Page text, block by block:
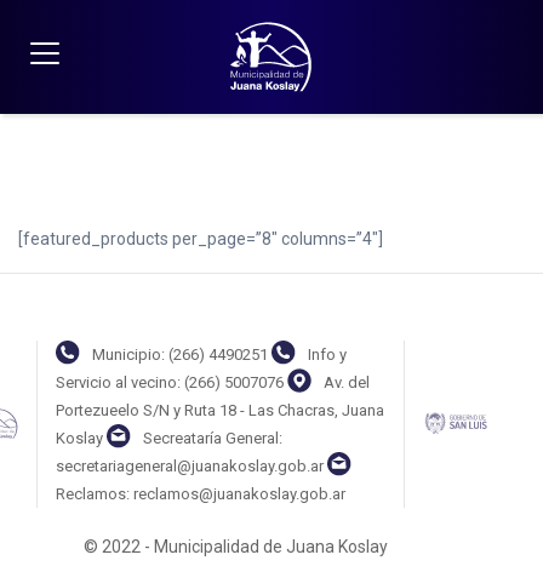
Home/Featured Products
[featured_products per_page=”8″ columns=”4″]
Municipio: (266) 4490251
Info y
Servicio al vecino: (266) 5007076
Av. del
Portezueelo S/N y Ruta 18 - Las Chacras, Juana
Koslay
Secreataría General:
secretariageneral@juanakoslay.gob.ar
Reclamos: reclamos@juanakoslay.gob.ar
© 2022 - Municipalidad de Juana Koslay